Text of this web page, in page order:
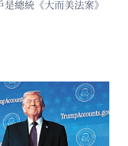
總統《大而美法案》